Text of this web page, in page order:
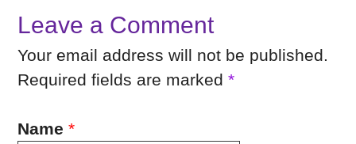
Leave a Comment
Your email address will not be published.
Required fields are marked*
Name *